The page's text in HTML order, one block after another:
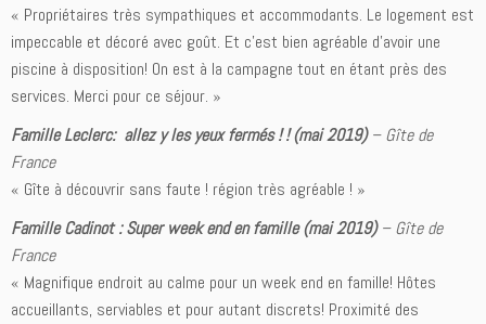
« Propriétaires très sympathiques et accommodants. Le logement est
impeccable et décoré avec goût. Et c’est bien agréable d’avoir une
piscine à disposition! On est à la campagne tout en étant près des
services. Merci pour ce séjour. »
Famille Leclerc: allez y les yeux fermés ! ! (mai 2019)–Gîte de
France
« Gîte à découvrir sans faute ! région très agréable ! »
Famille Cadinot : Super week end en famille (mai 2019)–Gîte de
France
« Magnifique endroit au calme pour un week end en famille! Hôtes
accueillants, serviables et pour autant discrets! Proximité des